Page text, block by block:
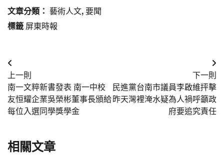
文章分類： 藝術人文,要聞
標籤 屏東時報
文
章
導
覽
上一則
南一文粹新書發表 南一中校
友恒耀企業吳榮彬董事長頒給
每位入選同學獎學金
下一則
民進黨台南市議員李啟維抨擊
昨天灣裡淹水疑為人禍呼籲政
府要追究責任
相關文章